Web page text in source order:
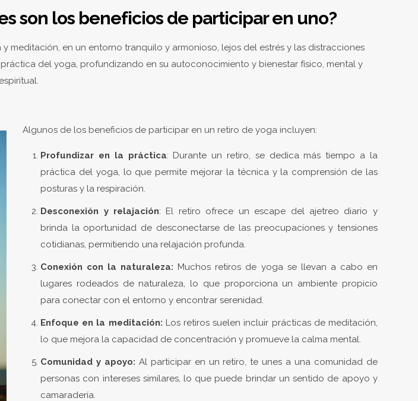
son los beneficios de participar en uno?
en un entorno tranquilo y armonioso, lejos del estrés y las distracciones
del yoga, profundizando en su autoconocimiento y bienestar físico, mental y
espiritual.
Algunos de los beneficios de participar en un retiro de yoga incluyen:
Profundizar en la práctica: Durante un retiro, se dedica más tiempo a la
práctica del yoga, lo que permite mejorar la técnica y la comprensión de las
posturas y la respiración.
Desconexión y relajación: El retiro ofrece un escape del ajetreo diario y
brinda la oportunidad de desconectarse de las preocupaciones y tensiones
cotidianas, permitiendo una relajación profunda.
Conexión con la naturaleza: Muchos retiros de yoga se llevan a cabo en
lugares rodeados de naturaleza, lo que proporciona un ambiente propicio
para conectar con el entorno y encontrar serenidad.
Enfoque en la meditación: Los retiros suelen incluir prácticas de meditación,
lo que mejora la capacidad de concentración y promueve la calma mental.
Comunidad y apoyo: Al participar en un retiro, te unes a una comunidad de
personas con intereses similares, lo que puede brindar un sentido de apoyo y
camaradería.